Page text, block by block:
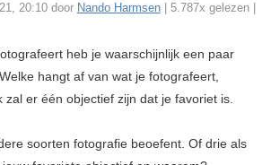
20:10 door Nando Harmsen| 5.787x gelezen |
heb je waarschijnlijk een paar
hangt af van wat je fotografeert,
zal er één objectief zijn dat je favoriet is.
soorten fotografie beoefent. Of drie als